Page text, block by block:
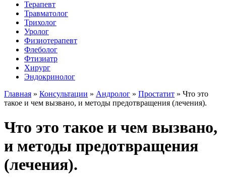
Терапевт
Травматолог
Трихолог
Уролог
Физиотерапевт
Флеболог
Фтизиатр
Хирург
Эндокринолог
Главная » Консультации » Андролог » Простатит » Что это
такое и чем вызвано, и методы предотвращения (лечения).
Что это такое и чем вызвано,
и методы предотвращения
(лечения).